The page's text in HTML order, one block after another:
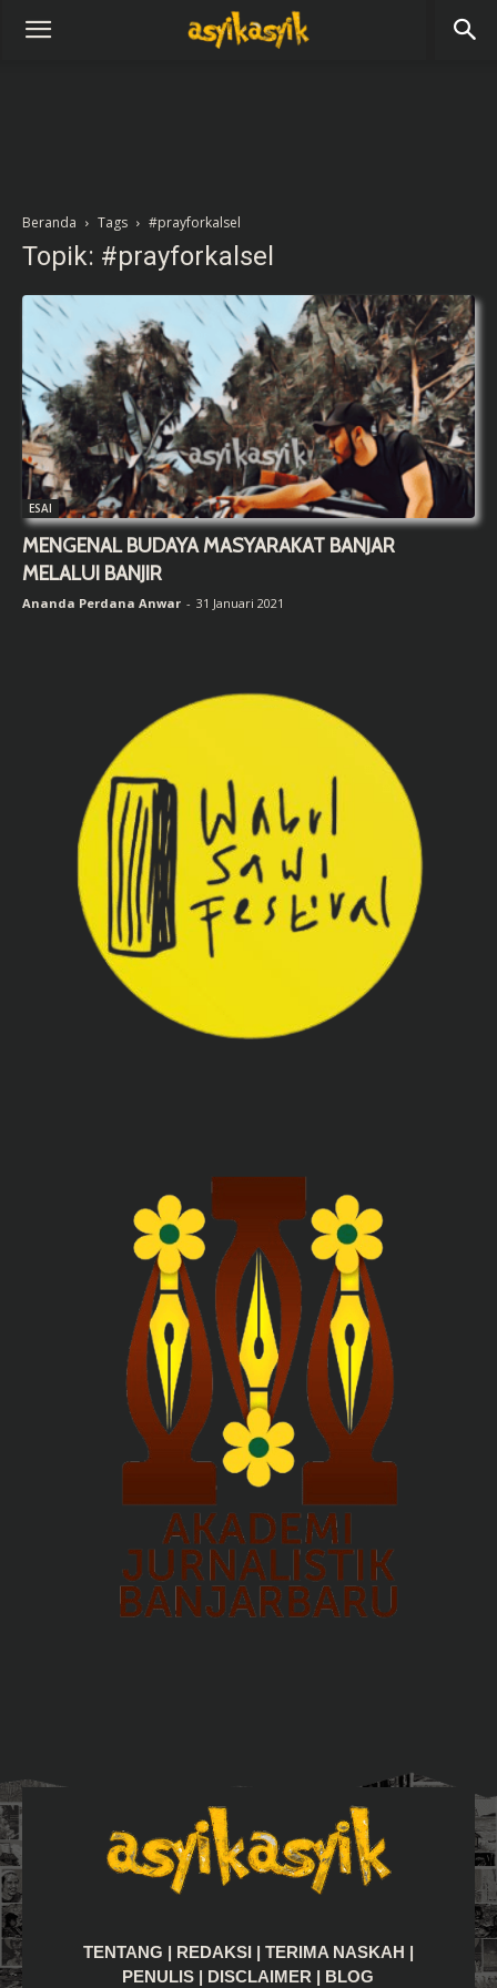
Beranda Tags #prayforkalsel
Topik: #prayforkalsel
ESAI
MENGENAL BUDAYA MASYARAKAT BANJAR
MELALUI BANJIR
Ananda Perdana Anwar - 31 Januari 2021
TENTANG REDAKSI TERIMA NASKAH
PENULIS
DISCLAIMER BLOG